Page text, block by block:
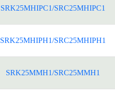
SRK25MHIPC1/SRC25MHIPC1
SRK25MHIPH1/SRC25MHIPH1
SRK25MMH1/SRC25MMH1